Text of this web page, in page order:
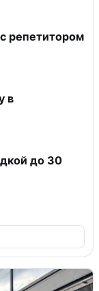
репетитором
в
до 30